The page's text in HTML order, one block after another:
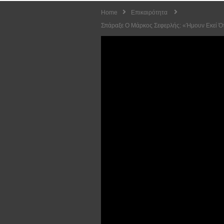
Home
Επικαιρότητα
Σπάραξε Ο Μάρκος Σεφερλής: «Ήμουν Εκεί